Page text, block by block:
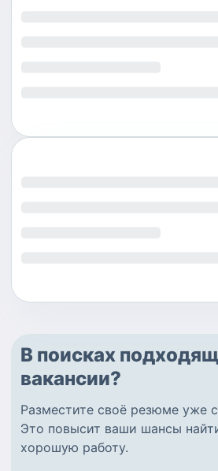
В поисках
вакансии?
Разместите своё резюме уже
Это повысит ваши шансы
хорошую работу.